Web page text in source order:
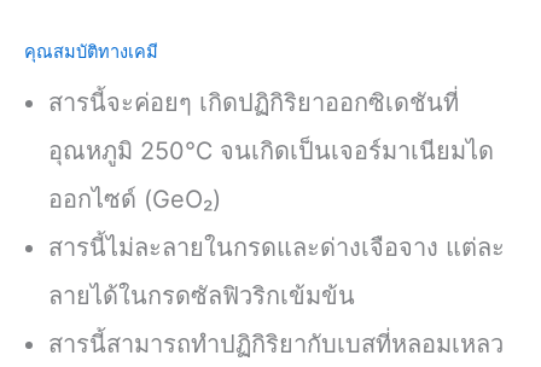
คุณสมบัติทางเคมี
สารนี้จะค่อยๆ เกิดปฏิกิริยาออกซิเดชันที่
อุณหภูมิ 250℃ จนเกิดเป็นเจอร์มาเนียมได
ออกไซด์ (GeO₂)
สารนี้ไม่ละลายในกรดและด่างเจือจาง แต่ละ
ลายได้ในกรดซัลฟิวริกเข้มข้น
สารนี้สามารถทำปฏิกิริยากับเบสที่หลอมเหลว